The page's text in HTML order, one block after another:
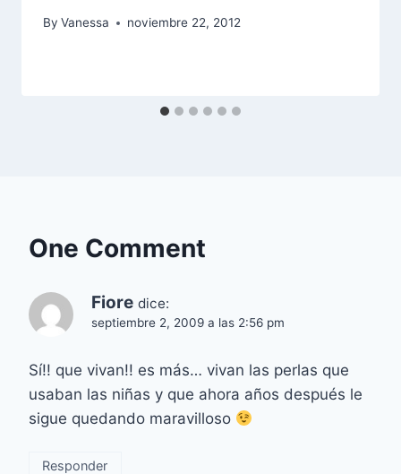
By Vanessa noviembre 22, 2012
One Comment
Fiore dice:
septiembre 2, 2009 a las 2:56 pm
Sí!! que vivan!! es más… vivan las perlas que
usaban las niñas y que ahora años después le
sigue quedando maravilloso
Responder